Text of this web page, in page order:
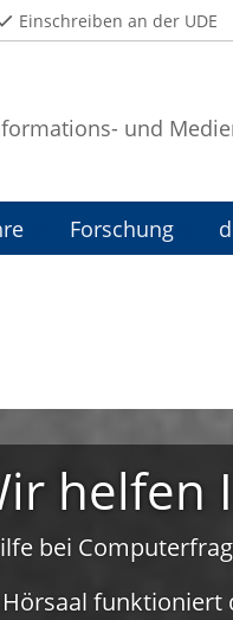
und
Einschreiben an der UDE
Forschung
helfen
bei
funktioniert